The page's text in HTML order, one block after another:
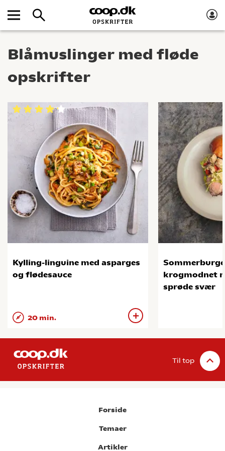
Blåmuslinger med fløde
opskrifter
Kylling-linguine med asparges
og flødesauce
20 min.
krogmodnet
sprøde svær
Til top
Forside
Temaer
Artikler